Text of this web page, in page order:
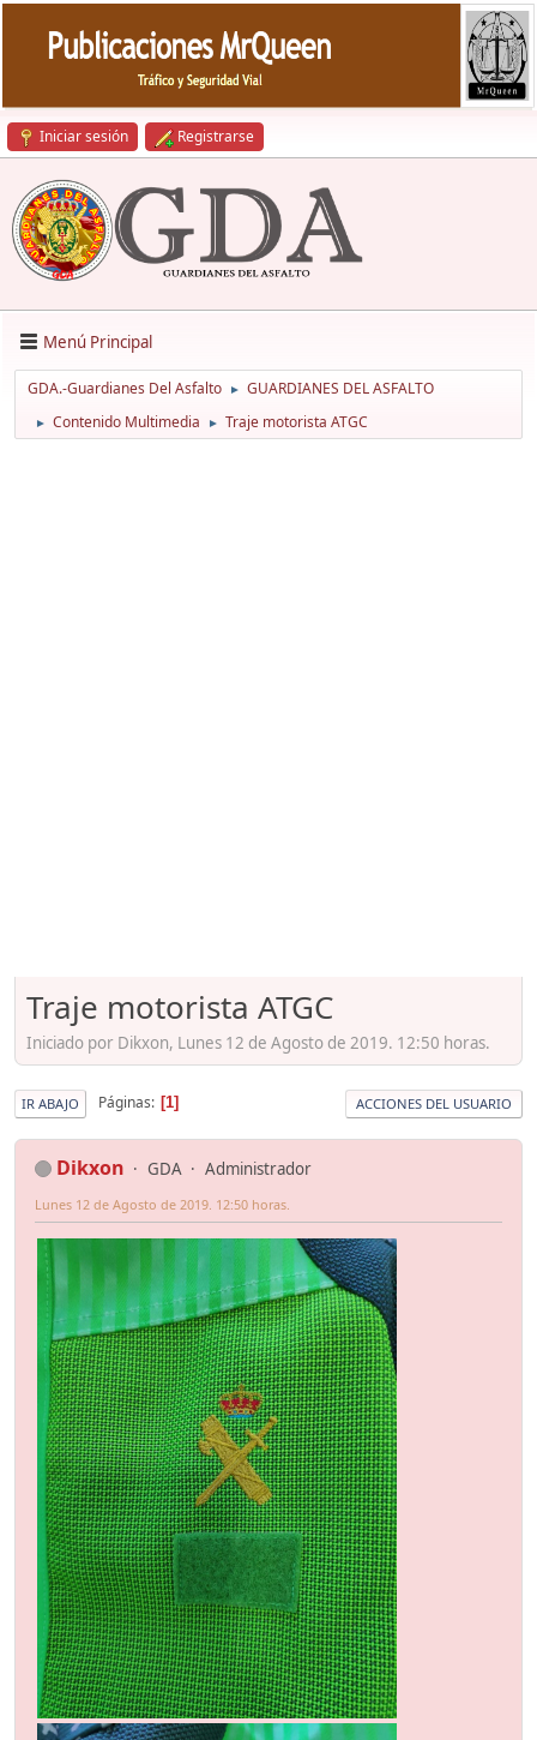
Iniciar sesión Registrarse
Menú Principal
GDA.-Guardianes Del Asfalto ► GUARDIANES DEL ASFALTO
► Contenido Multimedia ► Traje motorista ATGC
Traje motorista ATGC
Iniciado por Dikxon, Lunes 12 de Agosto de 2019. 12:50 horas.
IR ABAJO Páginas 1 ACCIONES DEL USUARIO
Dikxon GDA Administrador
Lunes 12 de Agosto de 2019. 12:50 horas.